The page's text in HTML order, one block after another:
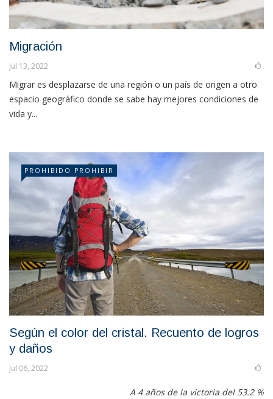
Migración
Jul 13, 2022
Migrar es desplazarse de una región o un país de origen a otro
espacio geográfico donde se sabe hay mejores condiciones de
vida y...
PROHIBIDO PROHIBIR
Según el color del cristal. Recuento de logros
y daños
Jul 06, 2022
A 4 años de la victoria del 53.2 %